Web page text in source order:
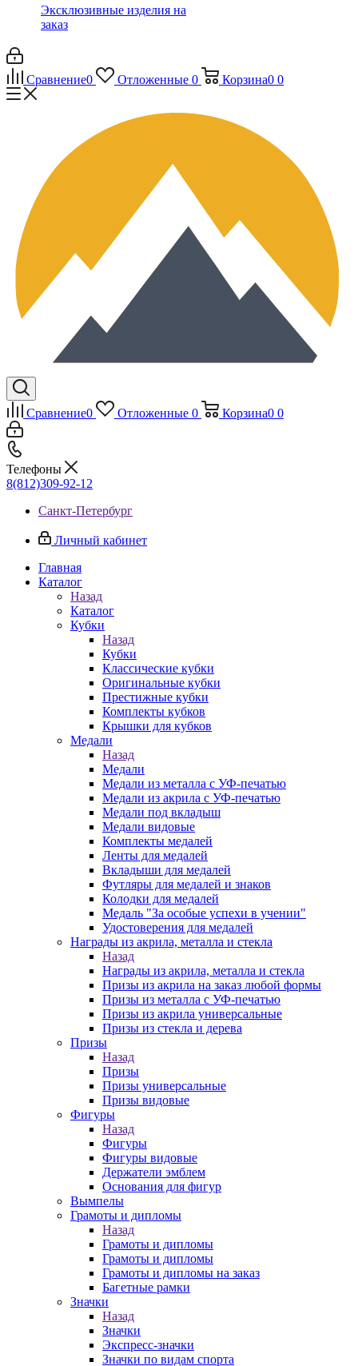
Эксклюзивные изделия на
заказ
Сравнение0 Отложенные 0 Корзина0 0
Сравнение0 Отложенные 0 Корзина0 0
Телефоны
8(812)309-92-12
Санкт-Петербург
Личный кабинет
Главная
Каталог
Назад
Каталог
Кубки
Назад
Кубки
Классические кубки
Оригинальные кубки
Престижные кубки
Комплекты кубков
Крышки для кубков
Медали
Назад
Медали
Медали из металла с УФ-печатью
Медали из акрила с УФ-печатью
Медали под вкладыш
Медали видовые
Комплекты медалей
Ленты для медалей
Вкладыши для медалей
Футляры для медалей и знаков
Колодки для медалей
Медаль "За особые успехи в учении"
Удостоверения для медалей
Награды из акрила, металла и стекла
Назад
Награды из акрила, металла и стекла
Призы из акрила на заказ любой формы
Призы из металла с УФ-печатью
Призы из акрила универсальные
Призы из стекла и дерева
Призы
Назад
Призы
Призы универсальные
Призы видовые
Фигуры
Назад
Фигуры
Фигуры видовые
Держатели эмблем
Основания для фигур
Вымпелы
Грамоты и дипломы
Назад
Грамоты и дипломы
Грамоты и дипломы
Грамоты и дипломы на заказ
Багетные рамки
Значки
Назад
Значки
Экспресс-значки
Значки по видам спорта